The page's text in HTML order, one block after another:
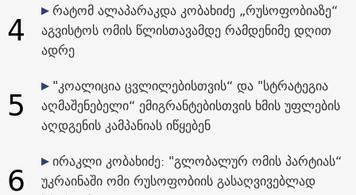
4
რატომ ალაპარაკდა კობახიძე „რუსოფობიაზე“
აგვისტოს ომის წლისთავამდე რამდენიმე დღით
ადრე
5
"კოალიცია ცვლილებისთვის“ და "სტრატეგია
აღმაშენებელი“ ემიგრანტებისთვის ხმის უფლების
აღდგენის კამპანიას იწყებენ
6
ირაკლი კობახიძე: "გლობალურ ომის პარტიას“
უკრაინაში ომი რუსოფობიის გასაღვივებლად